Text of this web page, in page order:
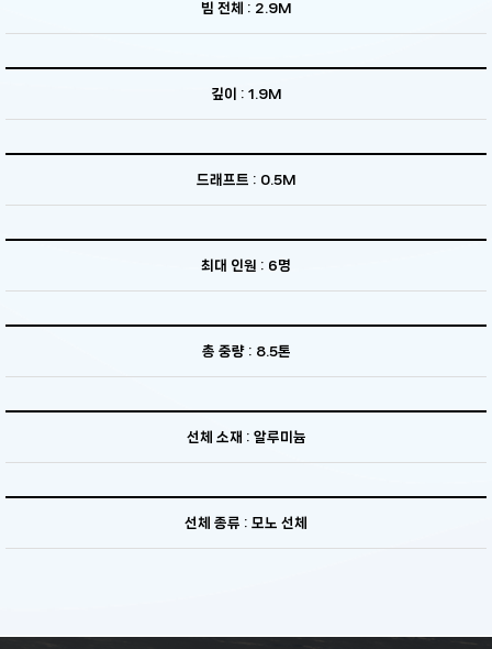
빔 전체 : 2.9M
깊이 : 1.9M
드래프트 : 0.5M
최대 인원 : 6명
총 중량 : 8.5톤
선체 소재 : 알루미늄
선체 종류 : 모노 선체